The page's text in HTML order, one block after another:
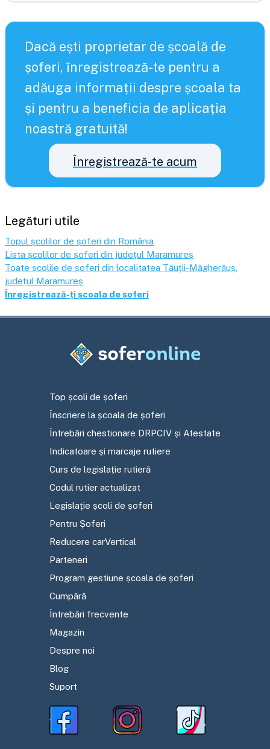
Dacă ești proprietar de școală de
șoferi, înregistrează-te pentru a
adăuga informații despre școala ta
și pentru a beneficia de aplicația
noastră gratuită!
Înregistrează-te acum
Legături utile
Topul școlilor de șoferi din România
Lista școlilor de șoferi din județul Maramureș
Toate școlile de șoferi din localitatea Tăuții-Măgherăuș
județul Maramureș
Înregistrează-ți școala de șoferi
Top școli de șoferi
Înscriere la școala de șoferi
Întrebări chestionare DRPCIV și Atestate
Indicatoare și marcaje rutiere
Curs de legislație rutieră
Codul rutier actualizat
Legislație școli de șoferi
Pentru Șoferi
Reducere carVertical
Parteneri
Program gestiune școala de șoferi
Cumpără
Întrebări frecvente
Magazin
Despre noi
Blog
Suport